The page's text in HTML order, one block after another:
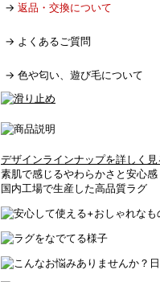
→ 返品・交換について
→ よくあるご質問
→ 色や匂い、遊び毛について
デザインラインナップを詳しく見
素肌で感じるやわらかさと安心感
国内工場で生産した高品質ラグ